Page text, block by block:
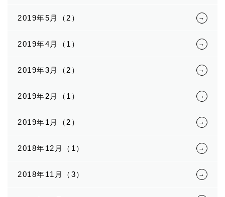
2019年5月（2）
2019年4月（1）
2019年3月（2）
2019年2月（1）
2019年1月（2）
2018年12月（1）
2018年11月（3）